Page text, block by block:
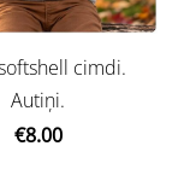
cimdi.
Autiņi.
€8.00